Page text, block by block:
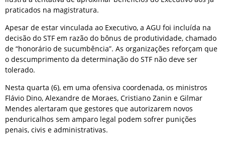
praticados na magistratura.
Apesar de estar vinculada ao Executivo, a AGU foi incluída na
decisão do STF em razão do bônus de produtividade, chamado
de “honorário de sucumbência”. As organizações reforçam que
o descumprimento da determinação do STF não deve ser
tolerado.
Nesta quarta (6), em uma ofensiva coordenada, os ministros
Flávio Dino, Alexandre de Moraes, Cristiano Zanin e Gilmar
Mendes alertaram que gestores que autorizarem novos
penduricalhos sem amparo legal podem sofrer punições
penais, civis e administrativas.